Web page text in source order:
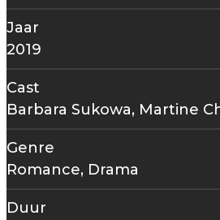
Jaar
2019
Cast
Barbara Sukowa, Martine
Genre
Romance, Drama
Duur